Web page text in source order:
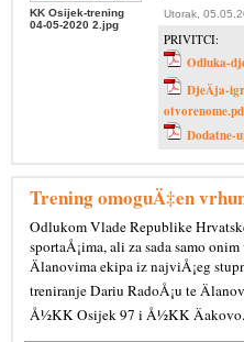
KK Osijek-trening
04-05-2020 2.jpg
Utorak,
PRIVITCI:
Odluka-
DjeÄja-
Dodatne-
Trening omoguÄ‡en
Odlukom Vlade Republike
sportaÅ¡ima, ali za sada samo
Älanovima ekipa iz najviÅ¡eg
treniranje Dariu RadoÅ¡u te
Å½KK Osijek 97 i Å½KK Äakovo.